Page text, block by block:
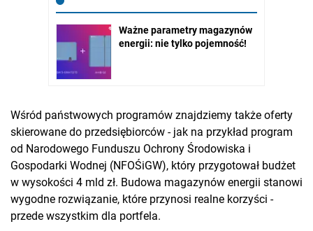
Wśród państwowych programów znajdziemy także oferty
skierowane do przedsiębiorców - jak na przykład program
od Narodowego Funduszu Ochrony Środowiska i
Gospodarki Wodnej (NFOŚiGW), który przygotował budżet
w wysokości 4 mld zł. Budowa magazynów energii stanowi
wygodne rozwiązanie, które przynosi realne korzyści -
przede wszystkim dla portfela.